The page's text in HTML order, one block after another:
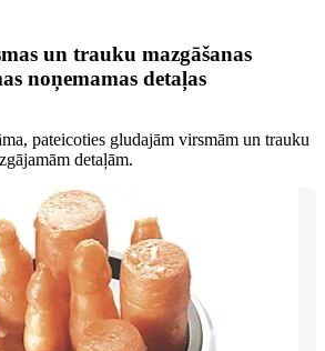
un trauku mazgāšanas
noņemamas detaļas
pateicoties gludajām virsmām un trauku
detaļām.